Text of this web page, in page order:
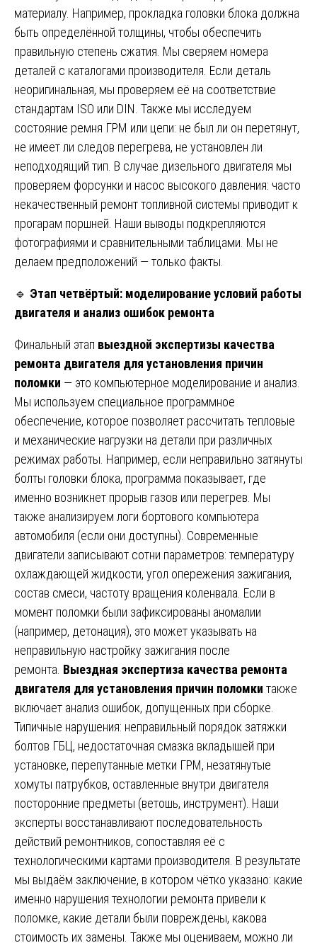
материалу. Например, прокладка головки блока должна
быть определённой толщины, чтобы обеспечить
правильную степень сжатия. Мы сверяем номера
деталей с каталогами производителя. Если деталь
неоригинальная, мы проверяем её на соответствие
стандартам ISO или DIN. Также мы исследуем
состояние ремня ГРМ или цепи: не был ли он перетянут,
не имеет ли следов перегрева, не установлен ли
неподходящий тип. В случае дизельного двигателя мы
проверяем форсунки и насос высокого давления: часто
некачественный ремонт топливной системы приводит к
прогарам поршней. Наши выводы подкрепляются
фотографиями и сравнительными таблицами. Мы не
делаем предположений — только факты.
🔹 Этап четвёртый: моделирование условий работы
двигателя и анализ ошибок ремонта
Финальный этап выездной экспертизы качества
ремонта двигателя для установления причин
поломки — это компьютерное моделирование и анализ.
Мы используем специальное программное
обеспечение, которое позволяет рассчитать тепловые
и механические нагрузки на детали при различных
режимах работы. Например, если неправильно затянуты
болты головки блока, программа показывает, где
именно возникнет прорыв газов или перегрев. Мы
также анализируем логи бортового компьютера
автомобиля (если они доступны). Современные
двигатели записывают сотни параметров: температуру
охлаждающей жидкости, угол опережения зажигания,
состав смеси, частоту вращения коленвала. Если в
момент поломки были зафиксированы аномалии
(например, детонация), это может указывать на
неправильную настройку зажигания после
ремонта. Выездная экспертиза качества ремонта
двигателя для установления причин поломки также
включает анализ ошибок, допущенных при сборке.
Типичные нарушения: неправильный порядок затяжки
болтов ГБЦ, недостаточная смазка вкладышей при
установке, перепутанные метки ГРМ, незатянутые
хомуты патрубков, оставленные внутри двигателя
посторонние предметы (ветошь, инструмент). Наши
эксперты восстанавливают последовательность
действий ремонтников, сопоставляя её с
технологическими картами производителя. В результате
мы выдаём заключение, в котором чётко указано: какие
именно нарушения технологии ремонта привели к
поломке, какие детали были повреждены, какова
стоимость их замены. Также мы оцениваем, можно ли